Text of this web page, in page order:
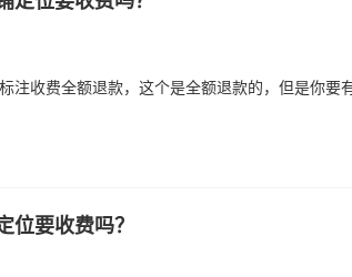
注收费全额退款，这个是全额退款的，但是你要
位要收费吗？